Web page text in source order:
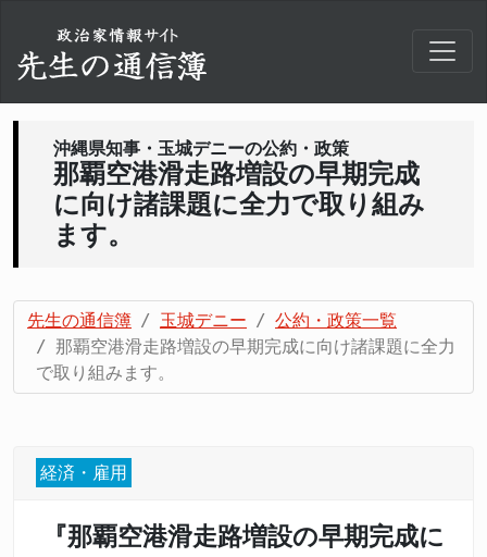
沖縄県知事・玉城デニーの公約・政策
那覇空港滑走路増設の早期完成
に向け諸課題に全力で取り組み
ます。
先生の通信簿 玉城デニー
公約・政策一覧
那覇空港滑走路増設の早期完成に向け諸課題に全力
で取り組みます。
経済・雇用
『那覇空港滑走路増設の早期完成に